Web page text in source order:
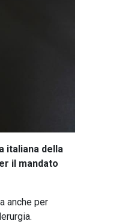
italiana della
il mandato
anche per